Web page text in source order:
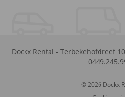
Dockx Rental - Terbekehofdreef 10
© 2026 Dockx